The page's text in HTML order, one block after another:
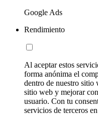
Google Ads
Rendimiento
Al aceptar estos
forma anónima el
dentro de nuestro sitio
sitio web y mejorar
usuario. Con tu
servicios de terceros